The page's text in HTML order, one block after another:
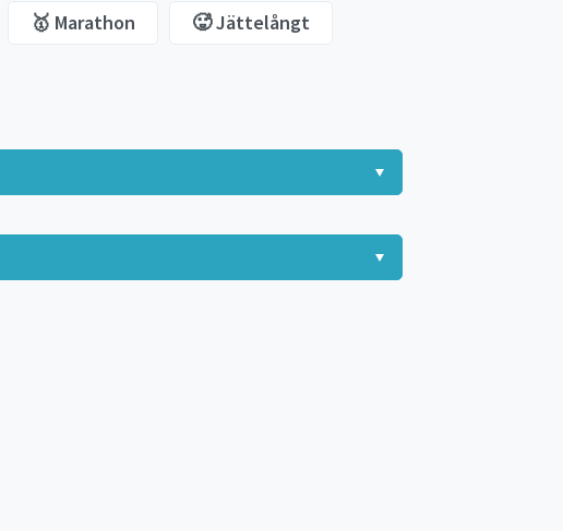
🥇 Marathon 🥵 Jättelångt